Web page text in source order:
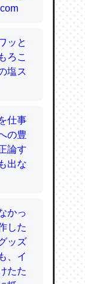
ので
ずキ
腹足
策